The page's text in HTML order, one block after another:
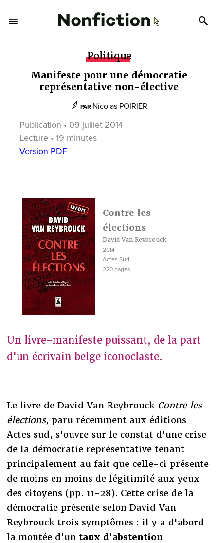
Politique
Manifeste pour une démocratie
représentative non-élective
PAR Nicolas POIRIER
Publication • 09 juillet 2014
Lecture • 19 minutes
Version PDF
Contre les
élections
David Van Reybrouck
2014
Actes Sud
220 pages
Un livre-manifeste puissant, de la part
d'un écrivain belge iconoclaste.
Le livre de David Van Reybrouck Contre les
élections, paru récemment aux éditions
Actes sud, s'ouvre sur le constat d'une crise
de la démocratie représentative tenant
principalement au fait que celle-ci présente
de moins en moins de légitimité aux yeux
des citoyens (pp. 11-28). Cette crise de la
démocratie présente selon David Van
Reybrouck trois symptômes : il y a d'abord
la montée d'un taux d'abstention